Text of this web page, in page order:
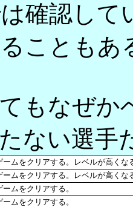
確認し
こともあ
もなぜか
ない選
ムをクリアする。レベルが高くな
ムをクリアする。レベルが高く
ムをクリアする。
ムをクリアする。